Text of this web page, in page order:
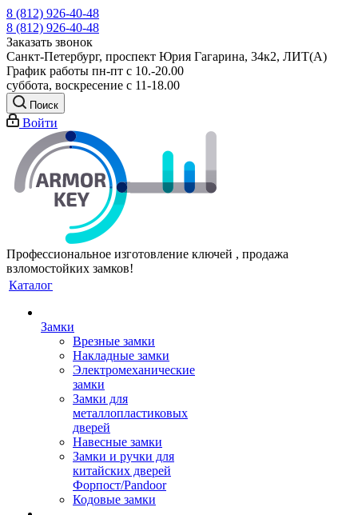
8 (812) 926-40-48
8 (812) 926-40-48
Заказать звонок
Санкт-Петербург, проспект Юрия Гагарина, 34к2, ЛИТ(А)
График работы пн-пт с 10.-20.00
суббота, воскресение с 11-18.00
Поиск
Войти
Профессиональное изготовление ключей , продажа
взломостойких замков!
Каталог
Замки
Врезные замки
Накладные замки
Электромеханические
замки
Замки для
металлопластиковых
дверей
Навесные замки
Замки и ручки для
китайских дверей
Форпост/Раndoor
Кодовые замки